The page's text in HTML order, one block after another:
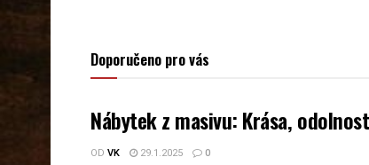
Doporučeno pro vás
Nábytek z masivu: Krása,
OD VK 29.1.2025 0